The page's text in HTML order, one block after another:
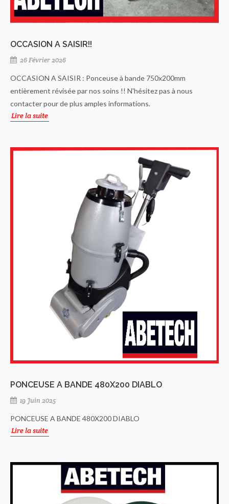
OCCASION A SAISIR!!
26 Février 2026
OCCASION A SAISIR : Ponceuse à bande 750x200mm
entièrement révisée par nos soins !! N'hésitez pas à nous
contacter pour de plus amples informations.
Lire la suite
PONCEUSE A BANDE 480X200 DIABLO
19 Juin 2025
PONCEUSE A BANDE 480X200 DIABLO
Lire la suite